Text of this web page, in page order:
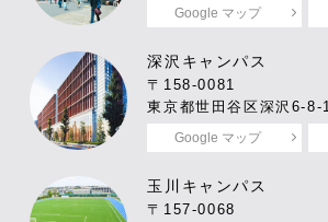
Google マップ
深沢キャンパス
〒158-0081
東京都世田谷区深沢6-8-
Google マップ
玉川キャンパス
〒157-0068